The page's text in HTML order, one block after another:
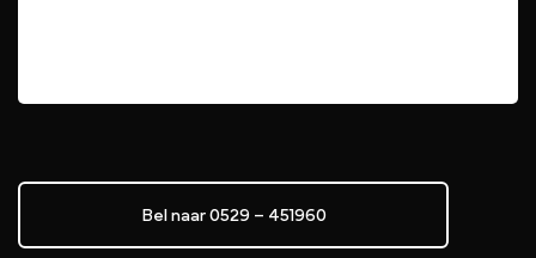
Bel naar 0529 – 451960